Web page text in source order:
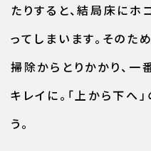
たりすると、結局床に
ってしまいます。そのた
掃除からとりかかり、
キレイに。「上から下へ
う。